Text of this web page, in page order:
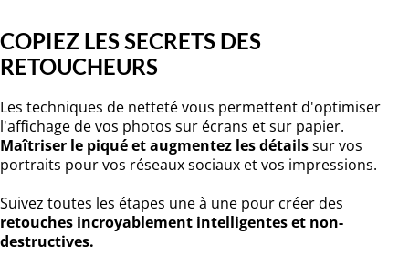
COPIEZ LES SECRETS DES
RETOUCHEURS
Les techniques de netteté vous permettent d'optimiser
l'affichage de vos photos sur écrans et sur papier.
Maîtriser le piqué et augmentez les détailssur vos
portraits pour vos réseaux sociaux et vos impressions.
Suivez toutes les étapes une à une pour créer des
retouches incroyablement intelligentes et non-
destructives.